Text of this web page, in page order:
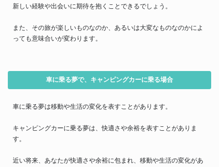
新しい経験や出会いに期待を抱くことできるでしょう。
また、その旅が楽しいものなのか、あるいは大変なものなのかによ
っても意味合いが変わります。
車に乗る夢で、キャンピングカーに乗る場合
車に乗る夢は移動や生活の変化を表すことがあります。
キャンピングカーに乗る夢は、快適さや余裕を表すことがありま
す。
近い将来、あなたが快適さや余裕に包まれ、移動や生活の変化があ